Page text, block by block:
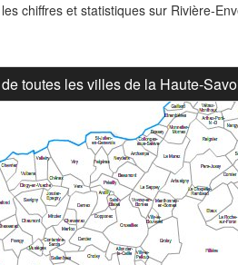
chiffres et statistiques sur Rivière-
toutes les villes de la Haute-